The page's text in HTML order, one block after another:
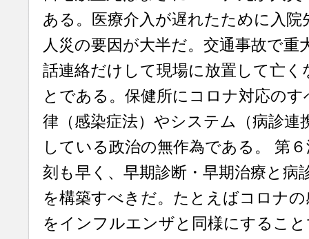
ある。医療介入が遅れたために入
人災の要因が大半だ。交通事故で重
話連絡だけして現場に放置して亡
とである。保健所にコロナ対応の
律（感染症法）やシステム（病診連
している政治の無作為である。 第
刻も早く、早期診断・早期治療と病
を構築すべきだ。たとえばコロナ
をインフルエンザと同様にするこ